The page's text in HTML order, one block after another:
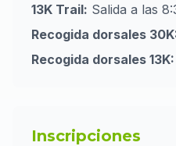
13K Trail: Salida a las
Recogida dorsales
Recogida dorsales 13K:
Inscripciones